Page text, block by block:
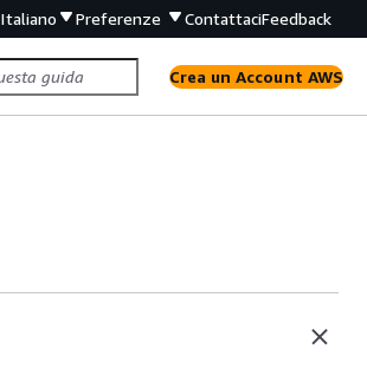
Italiano Preferenze ContattaciFeedback
Crea un Account AWS